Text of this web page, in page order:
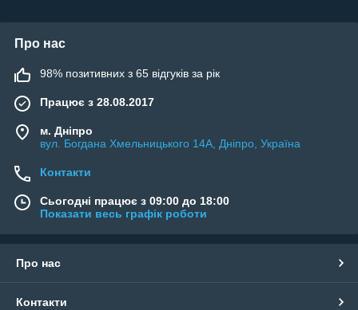
Про нас
98% позитивних з 65 відгуків за рік
Працює з 28.08.2017
м. Дніпро
вул. Богдана Хмельницького 14А, Дніпро, Україна
Контакти
Сьогодні працює з 09:00 до 18:00
Показати весь графік роботи
Про нас
Контакти